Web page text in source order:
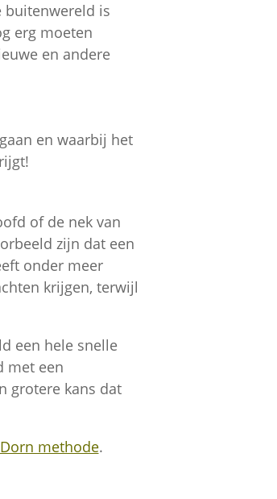
buitenwereld is
erg moeten
en andere
en waarbij het
of de nek van
zijn dat een
onder meer
krijgen, terwijl
een hele snelle
met een
grotere kans dat
Dorn methode.